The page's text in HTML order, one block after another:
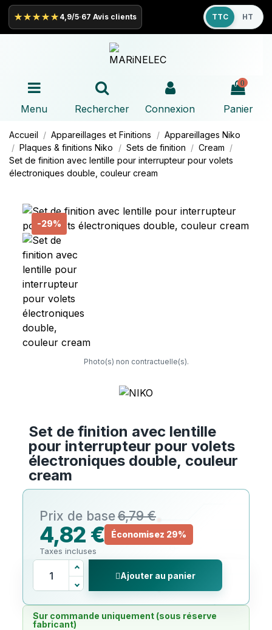
★★★★★ 4,9/5·67 Avis clients TTC HT
Menu Rechercher Connexion
0
Panier
Accueil Appareillages et Finitions Appareillages Niko
Plaques & finitionsNiko Sets de finition
Cream
Set de finition avec lentille pour interrupteur pour volets
électroniques double, couleur cream
-29%
Photo(s) non contractuelle(s).
Set de finition avec lentille
pour interrupteur pour volets
électroniques double, couleur
cream
6,79 €
4,82 € Économisez 29%
Taxes incluses
Ajouter au panier
Sur commande uniquement (sous réserve
fabricant)